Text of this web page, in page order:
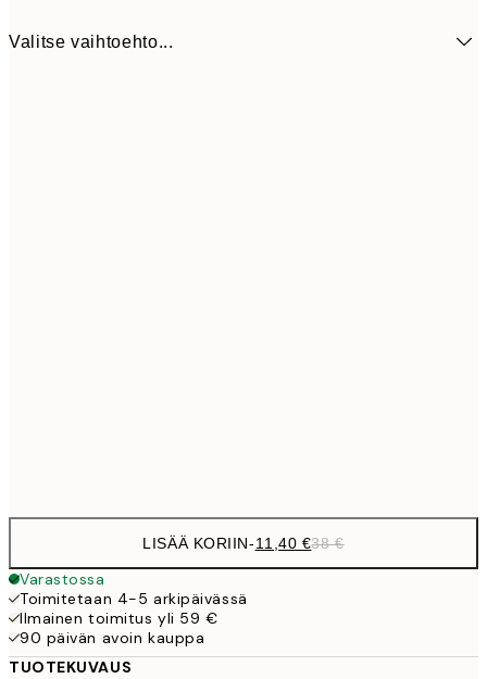
Valitse vaihtoehto...
LISÄÄ KORIIN-11,40 €38 €
Varastossa
Toimitetaan 4-5 arkipäivässä
Ilmainen toimitus yli 59 €
90 päivän avoin kauppa
TUOTEKUVAUS